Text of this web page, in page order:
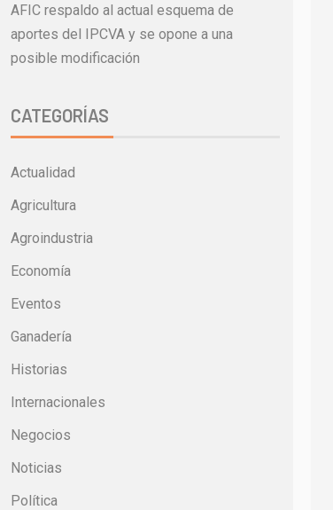
AFIC respaldo al actual esquema de
aportes del IPCVA y se opone a una
posible modificación
CATEGORÍAS
Actualidad
Agricultura
Agroindustria
Economía
Eventos
Ganadería
Historias
Internacionales
Negocios
Noticias
Política